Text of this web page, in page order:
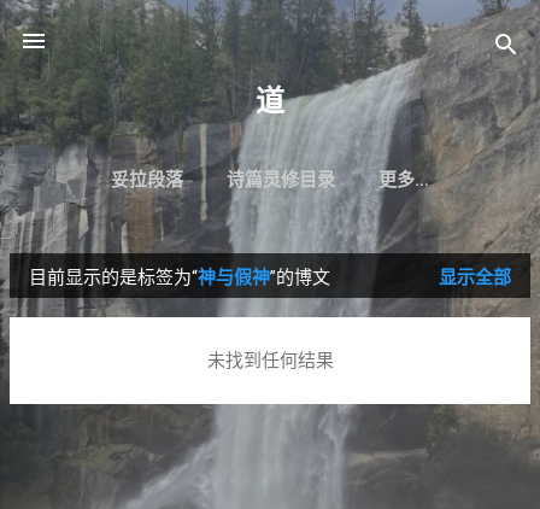
跳至主要内容
道
妥拉段落 诗篇灵修目录 更多…
博
目前显示的是标签为“神与假神”的博文 显示全部
未找到任何结果